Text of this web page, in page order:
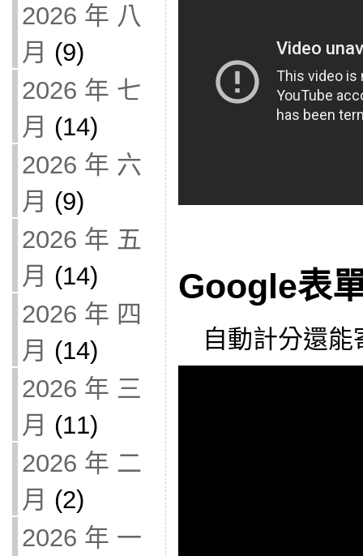
2026 年 八
月 (9)
2026 年 七
月 (14)
2026 年 六
月 (9)
2026 年 五
月 (14)
2026 年 四
月 (14)
2026 年 三
月 (11)
2026 年 二
月 (2)
2026 年 一
Google表
自動計分還